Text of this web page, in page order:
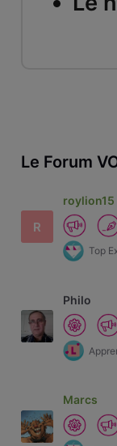
Le Forum
R
roylion15
Top
Philo
Marcs